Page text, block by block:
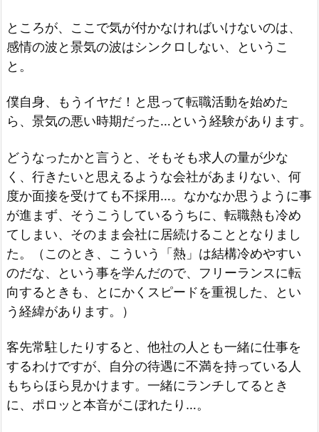
ところが、ここで気が付かなければいけないのは、
感情の波と景気の波はシンクロしない、というこ
と。
僕自身、もうイヤだ！と思って転職活動を始めた
ら、景気の悪い時期だった…という経験があります。
どうなったかと言うと、そもそも求人の量が少な
く、行きたいと思えるような会社があまりない、何
度か面接を受けても不採用…。なかなか思うように事
が進まず、そうこうしているうちに、転職熱も冷め
てしまい、そのまま会社に居続けることとなりまし
た。（このとき、こういう「熱」は結構冷めやすい
のだな、という事を学んだので、フリーランスに転
向するときも、とにかくスピードを重視した、とい
う経緯があります。）
客先常駐したりすると、他社の人とも一緒に仕事を
するわけですが、自分の待遇に不満を持っている人
もちらほら見かけます。一緒にランチしてるとき
に、ポロッと本音がこぼれたり…。